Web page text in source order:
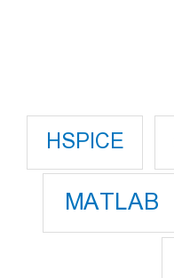
HSPICE
MATLAB